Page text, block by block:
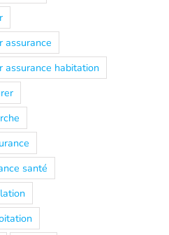
assurance
assurance habitation
santé